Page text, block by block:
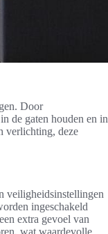
Door
de gaten houden en in
verlichting, deze
veiligheidsinstellingen
ingeschakeld
extra gevoel van
wat waardevolle